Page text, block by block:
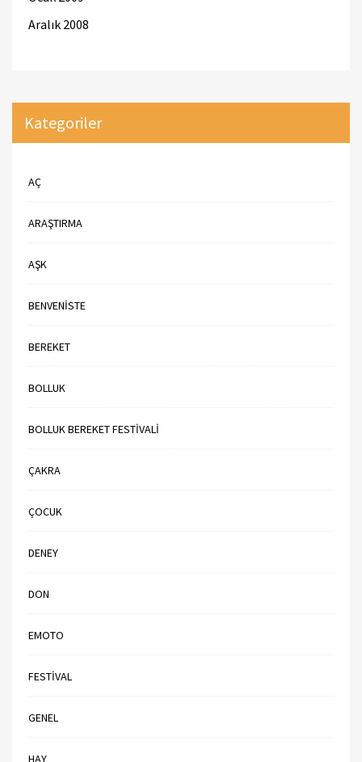
Aralık 2008
Kategoriler
AÇ
ARAŞTIRMA
AŞK
BENVENISTE
BEREKET
BOLLUK
BOLLUK BEREKET FESTIVALI
ÇAKRA
ÇOCUK
DENEY
DON
EMOTO
FESTIVAL
GENEL
HAY